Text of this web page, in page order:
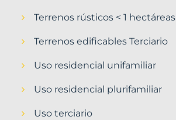
Terrenos rústicos < 1 hectáreas
Terrenos edificables Terciario
Uso residencial unifamiliar
Uso residencial plurifamiliar
Uso terciario